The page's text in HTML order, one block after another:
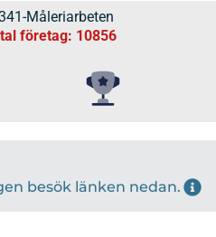
Måleriarbeten
företag: 10856
besök länken nedan.